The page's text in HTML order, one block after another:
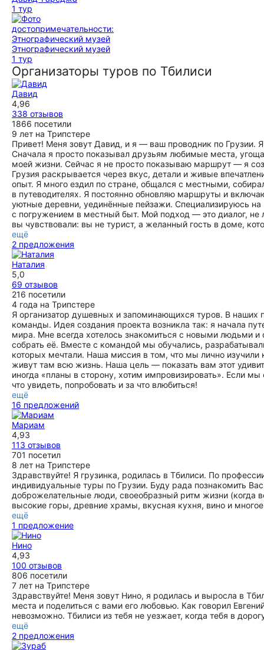
1 тур
Этнографический музей
1 тур
Организаторы туров по Тбилиси
Давид
4,96
338 отзывов
1866 посетили
9 лет на Трипстере
Привет! Меня зовут Давид, и я — ваш проводник по Грузии.
Сначала я просто показывал друзьям любимые места,
моей жизни. Сейчас я не просто показываю маршрут — я
Грузия раскрывается через вкус, детали и живые
опыт. Я много ездил по стране, общался с местными,
в путеводителях. Я постоянно обновляю маршруты и
уютные деревни, уединённые пейзажи. Специализируюсь
с погружением в местный быт. Мой подход — это диалог,
вы чувствовали: вы не турист, а желанный гость в доме,
ещё
2 предложения
Наталия
5,0
69 отзывов
216 посетили
4 года на Трипстере
Я организатор душевных и запоминающихся туров. В наших
команды. Идея создания проекта возникла так: я начала
мира. Мне всегда хотелось знакомиться с новыми людьми
собрать её. Вместе с командой мы обучались,
которых мечтали. Наша миссия в том, что мы лично
живут там всю жизнь. Наша цель — показать вам этот
иногда «планы в сторону, хотим импровизировать». Если
что увидеть, попробовать и за что влюбиться!
ещё
16 предложений
Мариам
4,93
113 отзывов
701 посетил
8 лет на Трипстере
Здравствуйте! Я грузинка, родилась в Тбилиси. По
индивидуальные туры по Грузии. Буду рада познакомить
доброжелательные люди, своеобразный ритм жизни (когда
высокие горы, древние храмы, вкусная кухня, вино и
ещё
1 предложение
Нино
4,93
100 отзывов
806 посетили
7 лет на Трипстере
Здравствуйте! Меня зовут Нино, я родилась и выросла в
места и поделиться с вами его любовью. Как говорил
невозможно. Тбилиси из тебя не уезжает, когда тебя в
ещё
2 предложения